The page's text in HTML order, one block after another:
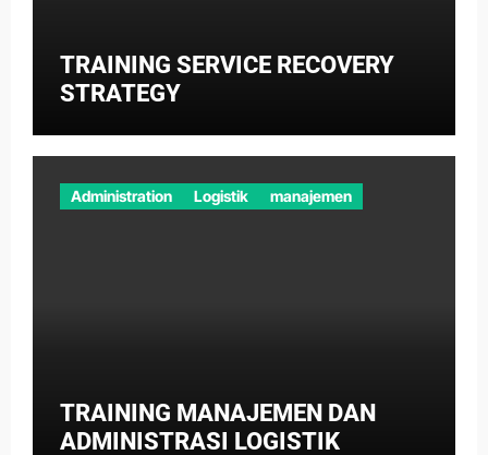
TRAINING SERVICE RECOVERY
STRATEGY
Administration Logistik manajemen
TRAINING MANAJEMEN DAN
ADMINISTRASI LOGISTIK